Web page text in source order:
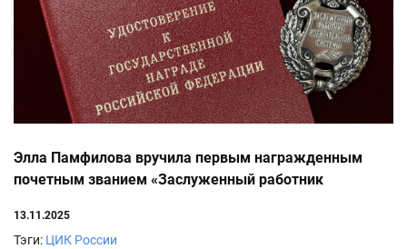
Элла Памфилова вручила первым награжденным
почетным званием «Заслуженный работник
удостоверения и знаки отличия
13.11.2025
Тэги: ЦИК России